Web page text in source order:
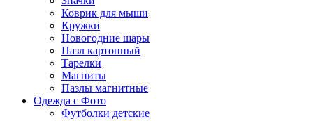
Коврик для мыши
Кружки
Новогодние шары
Пазл картонный
Тарелки
Магниты
Пазлы магнитные
Одежда с Фото
Футболки детские